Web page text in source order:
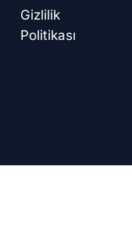
a
p
p
Gizlilik
Politikası